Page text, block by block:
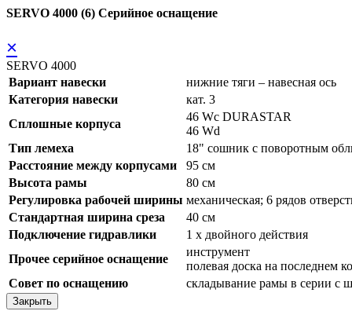
SERVO 4000 (6) Серийное оснащение
×
SERVO 4000
Вариант навески
нижние тяги – навесная ось
Категория навески
кат. 3
Сплошные корпуса
46 Wc DURASTAR
46 Wd
Тип лемеха
18" сошник с поворотным
Расстояние между корпусами
95 см
Высота рамы
80 см
Регулировка рабочей ширины механическая; 6 рядов
Стандартная ширина среза
40 см
Подключение гидравлики
1 x двойного действия
Прочее серийное оснащение
инструмент
полевая доска на последнем
Совет по оснащению
складывание рамы в серии с
Закрыть